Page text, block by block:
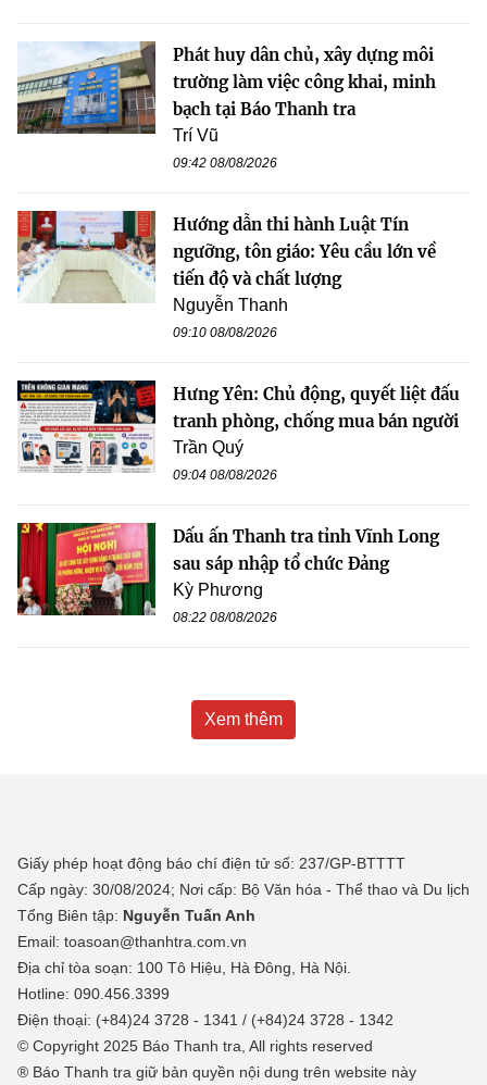
Phát huy dân chủ, xây dựng môi
trường làm việc công khai, minh
bạch tại Báo Thanh tra
Trí Vũ
09:42 08/08/2026
Hướng dẫn thi hành Luật Tín
ngưỡng, tôn giáo: Yêu cầu lớn về
tiến độ và chất lượng
Nguyễn Thanh
09:10 08/08/2026
Hưng Yên: Chủ động, quyết liệt đấu
tranh phòng, chống mua bán người
Trần Quý
09:04 08/08/2026
Dấu ấn Thanh tra tỉnh Vĩnh Long
sau sáp nhập tổ chức Đảng
Kỳ Phương
08:22 08/08/2026
Xem thêm
Giấy phép hoạt động báo chí điện tử số: 237/GP-BTTTT
Cấp ngày: 30/08/2024; Nơi cấp: Bộ Văn hóa - Thể thao và Du lịch
Tổng Biên tập: Nguyễn Tuấn Anh
Email: toasoan@thanhtra.com.vn
Địa chỉ tòa soạn: 100 Tô Hiệu, Hà Đông, Hà Nội.
Hotline: 090.456.3399
Điện thoại: (+84)24 3728 - 1341 / (+84)24 3728 - 1342
© Copyright 2025 Báo Thanh tra, All rights reserved
® Báo Thanh tra giữ bản quyền nội dung trên website này